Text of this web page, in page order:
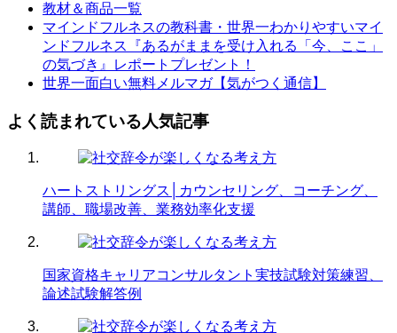
教材＆商品一覧
マインドフルネスの教科書・世界一わかりやすいマイ
ンドフルネス『あるがままを受け入れる「今、ここ」
の気づき』レポートプレゼント！
世界一面白い無料メルマガ【気がつく通信】
よく読まれている人気記事
ハートストリングス│カウンセリング、コーチング、
講師、職場改善、業務効率化支援
国家資格キャリアコンサルタント実技試験対策練習、
論述試験解答例